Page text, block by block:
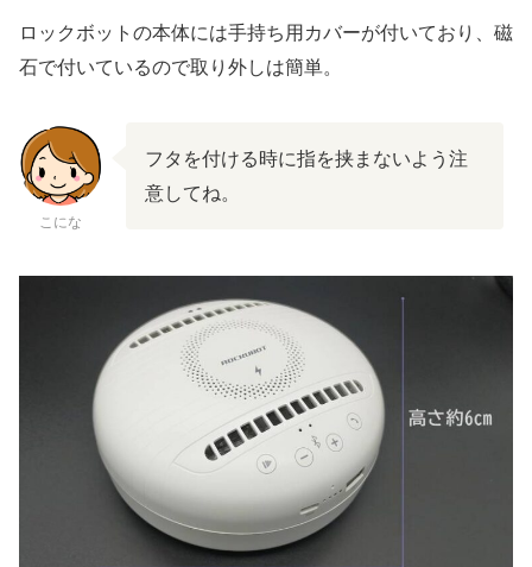
ロックボットの本体には手持ち用カバーが付いており、磁
石で付いているので取り外しは簡単。
こにな
フタを付ける時に指を挟まないよう注
意してね。